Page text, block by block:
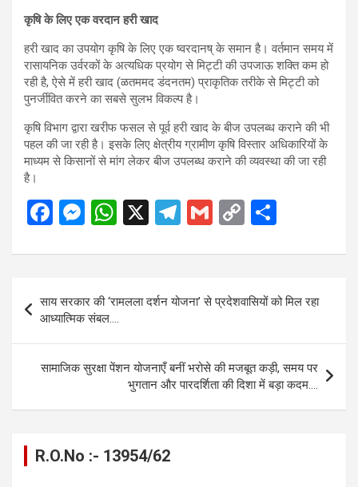
कृषि के लिए एक वरदान हरी खाद
हरी खाद का उपयोग कृषि के लिए एक ष्वरदानष् के समान है। वर्तमान समय में
रासायनिक उर्वरकों के अत्यधिक प्रयोग से मिट्टी की उपजाऊ शक्ति कम हो
रही है, ऐसे में हरी खाद (ळतममद डंदनतम) प्राकृतिक तरीके से मिट्टी को
पुनर्जीवित करने का सबसे सुलभ विकल्प है।
कृषि विभाग द्वारा खरीफ फसल से पूर्व हरी खाद के बीज उपलब्ध कराने की भी
पहल की जा रही है। इसके लिए क्षेत्रीय ग्रामीण कृषि विस्तार अधिकारियों के
माध्यम से किसानों से मांग लेकर बीज उपलब्ध कराने की व्यवस्था की जा रही
है।
F
ce
o
o
k
M
se
g
er
W
at
A
p
p
X
T
e
gr
a
m
G
ail
C
py
Li
n
k
ar
e
navigation
साय सरकार की ‘रामलला दर्शन योजना’ से प्रदेशवासियों को मिल रहा
आध्यात्मिक संबल….
सामाजिक सुरक्षा पेंशन योजनाएँ बनीं भरोसे की मजबूत कड़ी, समय पर
भुगतान और पारदर्शिता की दिशा में बड़ा कदम….
R.O.No :- 13954/62